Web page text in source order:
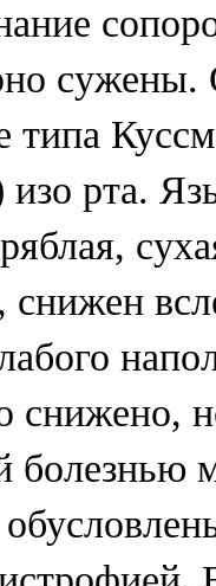
сужены.
изо рта.
снижен
снижено,